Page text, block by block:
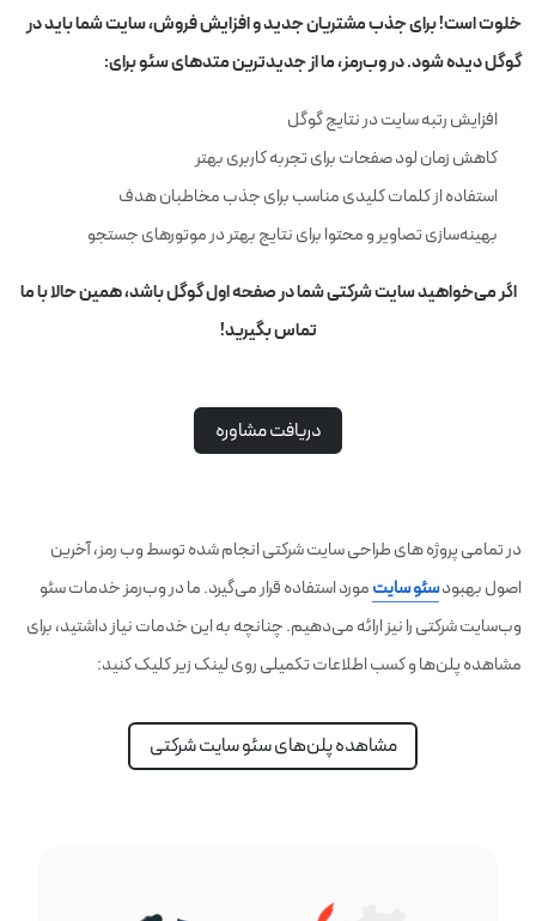
خلوت است! برای جذب مشتریان جدید و افزایش فروش، سایت شما باید در
گوگل دیده شود. در وب‌رمز، ما از جدیدترین متدهای سئو برای:
افزایش رتبه سایت در نتایج گوگل
کاهش زمان لود صفحات برای تجربه کاربری بهتر
استفاده از کلمات کلیدی مناسب برای جذب مخاطبان هدف
بهینه‌سازی تصاویر و محتوا برای نتایج بهتر در موتورهای جستجو
اگر می‌خواهید سایت شرکتی شما در صفحه اول گوگل باشد، همین حالا با ما
تماس بگیرید!
دریافت مشاوره
در تمامی پروژه های طراحی سایت شرکتی انجام شده توسط وب رمز، آخرین
اصول بهبودسئو سایتمورد استفاده قرار می‌گیرد. ما در وب‌رمز خدمات سئو
وب‌سایت شرکتی را نیز ارائه می‌دهیم. چنانچه به این خدمات نیاز داشتید، برای
مشاهده پلن‌ها و کسب اطلاعات تکمیلی روی لینک زیر کلیک کنید:
مشاهده پلن‌های سئو سایت‌ شرکتی